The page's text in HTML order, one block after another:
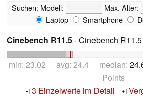
Suchen: Modell: Max. Alter:
Laptop
Smartphone
Cinebench R11.5- Cinebench
min: 23.02 avg: 24.4 median:
Points
+ 3 Einzelwerte im Detail +